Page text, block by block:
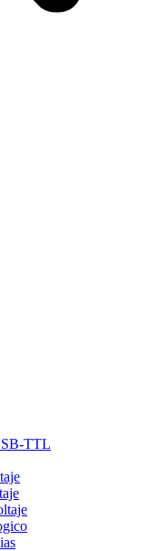
TTL